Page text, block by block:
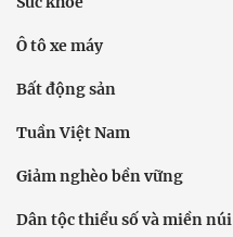
Ô tô xe máy
Bất động sản
Tuần Việt Nam
Giảm nghèo bền vững
Dân tộc thiểu số và miền núi